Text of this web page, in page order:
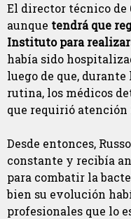
El director técnico de
aunque tendrá que
Instituto para
había sido
luego de que,
rutina, los médicos
que requirió
Desde entonces,
constante y recibía
para combatir la
bien su evolución
profesionales que lo